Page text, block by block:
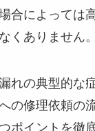
合によっては
くありません。
れの典型的な
の修理依頼の
ポイントを徹